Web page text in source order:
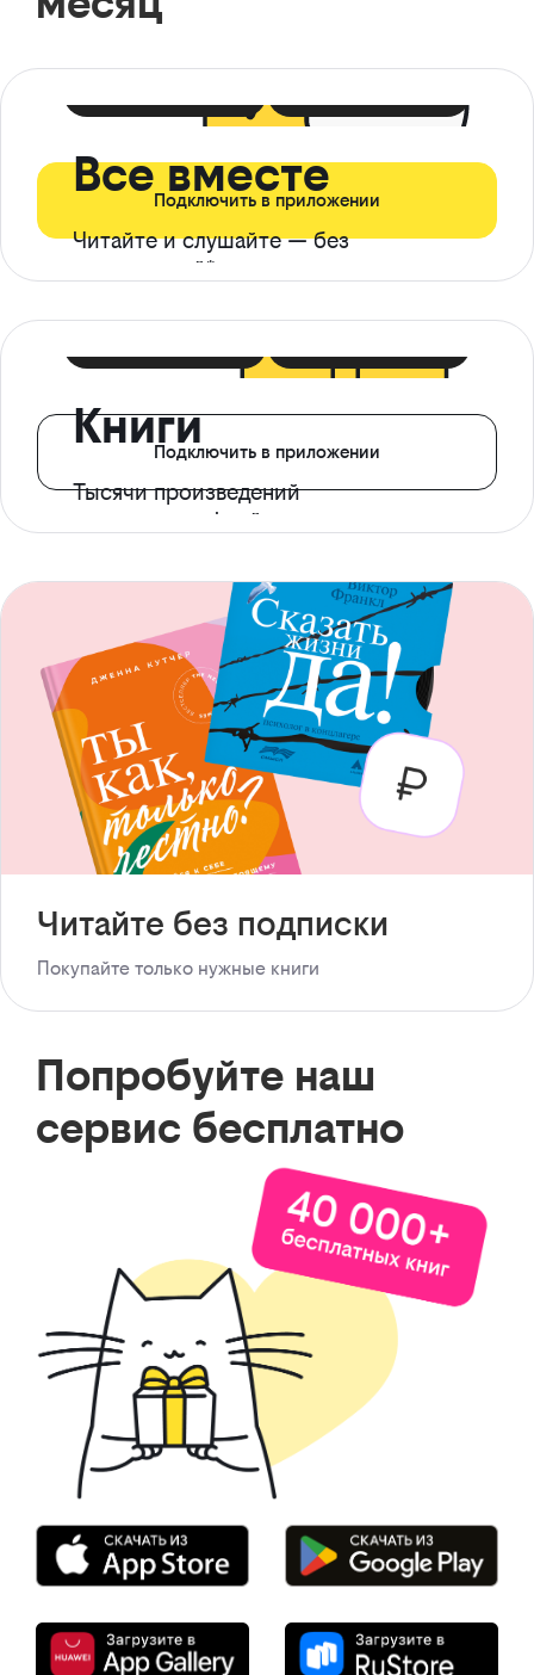
Все вместе
Читайте и слушайте — без
ограничений*
Подключить в приложении
Книги
Тысячи произведений
с доступом офлайн
Подключить в приложении
Читайте без подписки
Покупайте только нужные книги
Попробуйте наш
сервис бесплатно